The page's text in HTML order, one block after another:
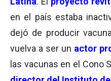
en el país estaba
dejó de producir
vuelva a ser un actor
las vacunas en el Cono